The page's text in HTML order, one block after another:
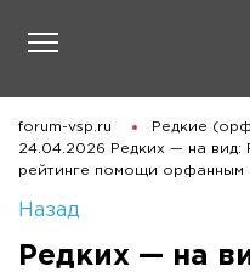
forum-vsp.ru
Редкие
24.04.2026 Редких — на вид:
рейтинге помощи орфанным
Назад
Редких — на